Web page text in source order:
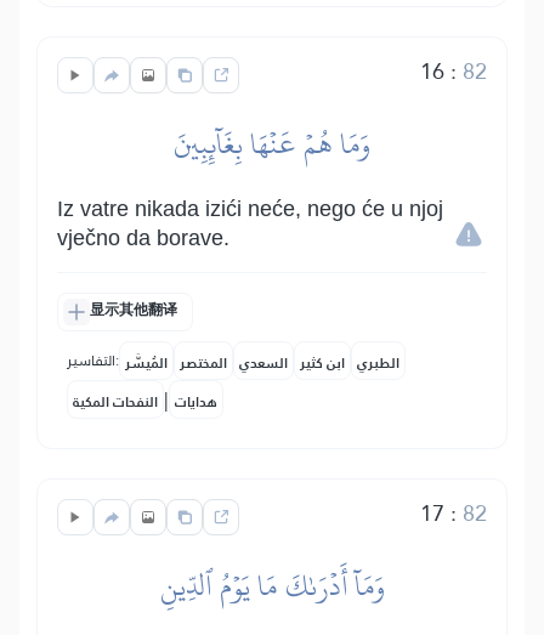
16: 82
وَمَا هُمۡ عَنۡهَا بِغَآئِبِينَ
Iz vatre nikada izići neće, nego će u njoj
vječno da borave.
显示其他翻译
التفاسير: المُيسَّر المختصر السعدي ابن كثير الطبري
النفحات المكية | هدايات
17 : 82
وَمَآ أَدۡرَىٰكَ مَا يَوۡمُ ٱلدِّينِ